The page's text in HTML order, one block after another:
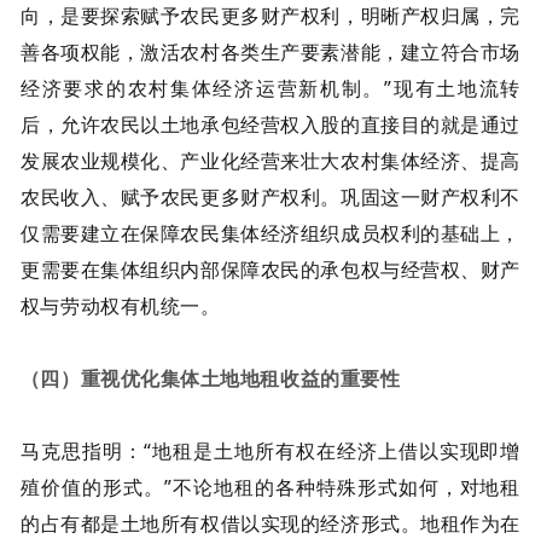
向，是要探索赋予农民更多财产权利，明晰产权归属，完
善各项权能，激活农村各类生产要素潜能，建立符合市场
经济要求的农村集体经济运营新机制。”现有土地流转
后，允许农民以土地承包经营权入股的直接目的就是通过
发展农业规模化、产业化经营来壮大农村集体经济、提高
农民收入、赋予农民更多财产权利。巩固这一财产权利不
仅需要建立在保障农民集体经济组织成员权利的基础上，
更需要在集体组织内部保障农民的承包权与经营权、财产
权与劳动权有机统一。
（四）重视优化集体土地地租收益的重要性
马克思指明：“地租是土地所有权在经济上借以实现即增
殖价值的形式。”不论地租的各种特殊形式如何，对地租
的占有都是土地所有权借以实现的经济形式。地租作为在